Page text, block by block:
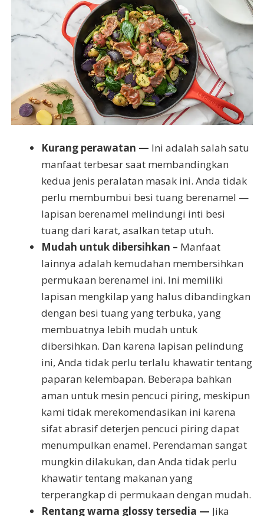
Kurang perawatan — Ini adalah salah satu
manfaat terbesar saat membandingkan
kedua jenis peralatan masak ini. Anda tidak
perlu membumbui besi tuang berenamel —
lapisan berenamel melindungi inti besi
tuang dari karat, asalkan tetap utuh.
Mudah untuk dibersihkan – Manfaat
lainnya adalah kemudahan membersihkan
permukaan berenamel ini. Ini memiliki
lapisan mengkilap yang halus dibandingkan
dengan besi tuang yang terbuka, yang
membuatnya lebih mudah untuk
dibersihkan. Dan karena lapisan pelindung
ini, Anda tidak perlu terlalu khawatir tentang
paparan kelembapan. Beberapa bahkan
aman untuk mesin pencuci piring, meskipun
kami tidak merekomendasikan ini karena
sifat abrasif deterjen pencuci piring dapat
menumpulkan enamel. Perendaman sangat
mungkin dilakukan, dan Anda tidak perlu
khawatir tentang makanan yang
terperangkap di permukaan dengan mudah.
Rentang warna glossy tersedia — Jika